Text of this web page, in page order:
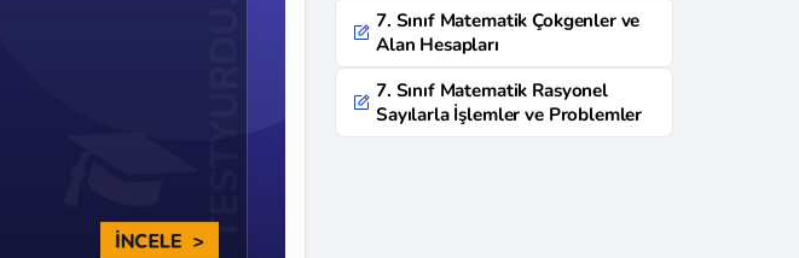
7. Sınıf Matematik Çokgenler ve
Alan Hesapları
7. Sınıf Matematik Rasyonel
Sayılarla İşlemler ve Problemler